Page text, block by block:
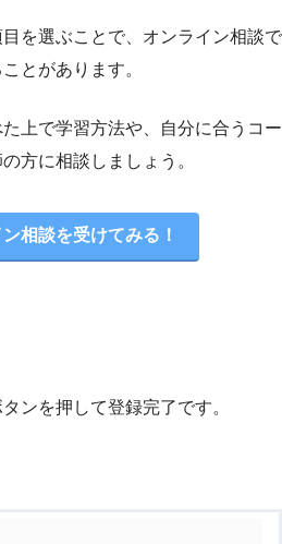
を選ぶことで、オンライン相談で
とがあります。
上で学習方法や、自分に合うコー
方に相談しましょう。
相談を受けてみる！
ンを押して登録完了です。